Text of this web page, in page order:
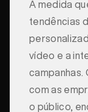
À medida
tendências
vídeo e a
campanhas.
com as
o público,